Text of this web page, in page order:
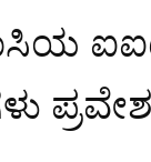
ಪ್ರವೇಶ